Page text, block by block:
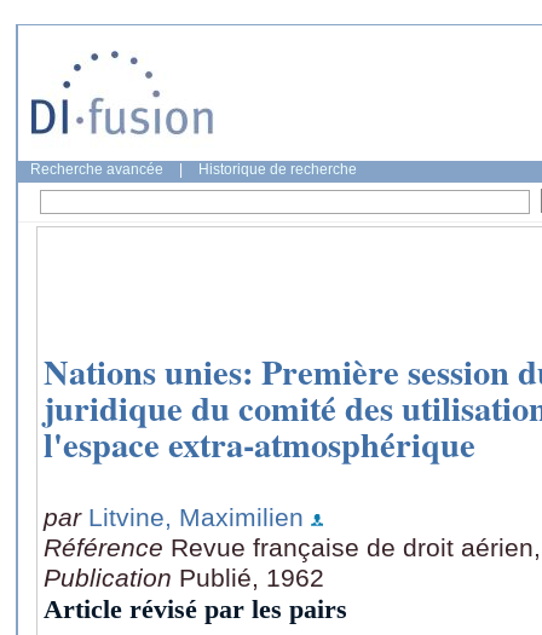
Recherche avancée Historique de recherche
Nations unies: Première session
juridique du comité des
l'espace extra-atmosphérique
par Litvine, Maximilien
Référence Revue française de droit
Publication Publié, 1962
Article révisé par les pairs